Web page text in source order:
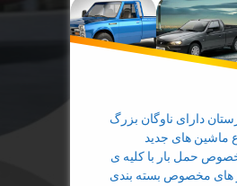
دارای ناوگان بزرگ
ماشین های جدید
حمل بار با کلیه ی
های مخصوص بسته بندی